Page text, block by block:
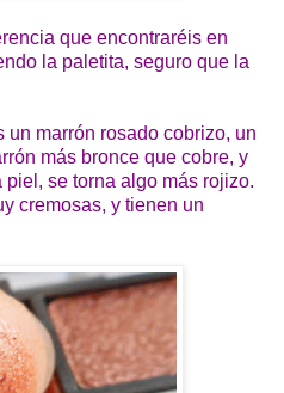
que encontraréis en
la paletita, seguro que la
un marrón rosado cobrizo, un
más bronce que cobre, y
se torna algo más rojizo.
cremosas, y tienen un